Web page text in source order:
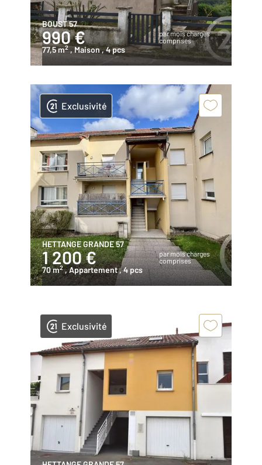
BOUST 57
990 €
par mois charges
comprises
77,5 m2 , Maison, 4 pcs
Exclusivité
HETTANGE GRANDE 57
1 200 €
par mois charges
comprises
70 m2 , Appartement, 4 pcs
Exclusivité